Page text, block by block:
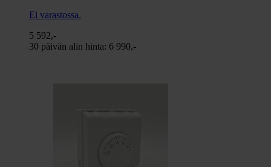
Ei varastossa.
5 592,-
30 päivän alin hinta: 6 990,-